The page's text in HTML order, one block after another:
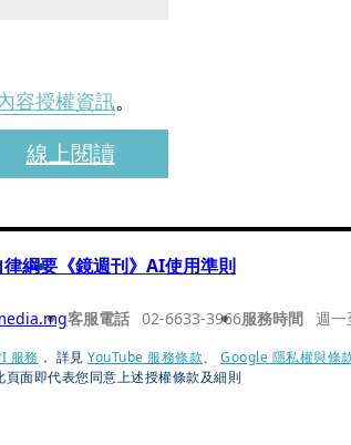
容授權資訊。
線上閱讀
綱要 《鏡週刊》AI使用準則
客服電話 02-6633-3966服務時間 週一
服務 ， 詳見 YouTube 服務條款、
Google 隱私權與條
頁面即代表您同意上述授權條款及細則